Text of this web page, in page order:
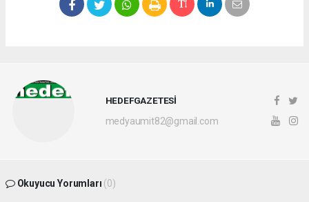
HEDEFGAZETESİ
medyaumit82@gmail.com
Okuyucu Yorumları (0)